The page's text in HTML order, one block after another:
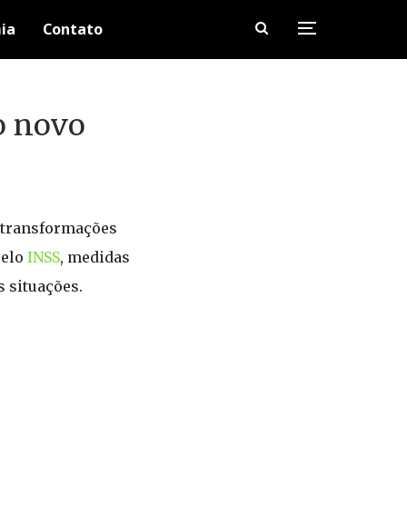
Contato
novo
INSS, medidas
situações.